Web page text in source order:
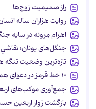
راز صمیمیت زوج‌ها
روایت هزاران ساله
اهرام مِروئه در سایه
جنگل‌های یونان؛
تازه‌ترین وضعیت تنگه
۱۰ خط قرمز در دعوای همسران
جمع‌آوری موکب‌های
بازگشت زوار اربعین